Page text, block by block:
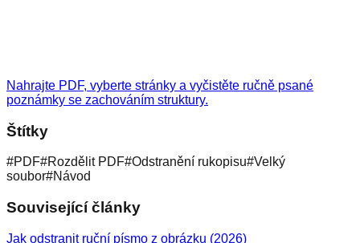
Nahrajte PDF, vyberte stránky a vyčistěte ručně psané
poznámky se zachováním struktury.
Štítky
#PDF#Rozdělit PDF#Odstranění rukopisu#Velký
soubor#Návod
Související články
Jak odstranit ruční písmo z obrázku (2026)